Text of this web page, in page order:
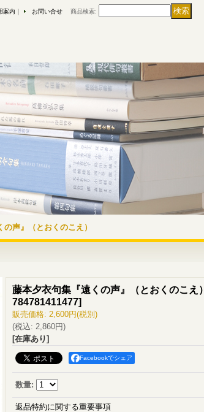
案内 お問い合せ 商品検索:
声』（とおくのこえ）
藤本夕衣句集『遠くの声』（とおくのこえ）
784781411477]
販売価格: 2,600円(税別)
(税込: 2,860円)
[在庫あり]
Facebookでシェア
数量:
返品特約に関する重要事項